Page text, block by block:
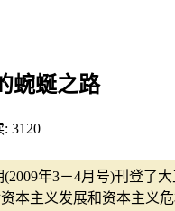
蜿蜒之路
: 3120
年3－4月号)刊登了
本主义发展和资本主义